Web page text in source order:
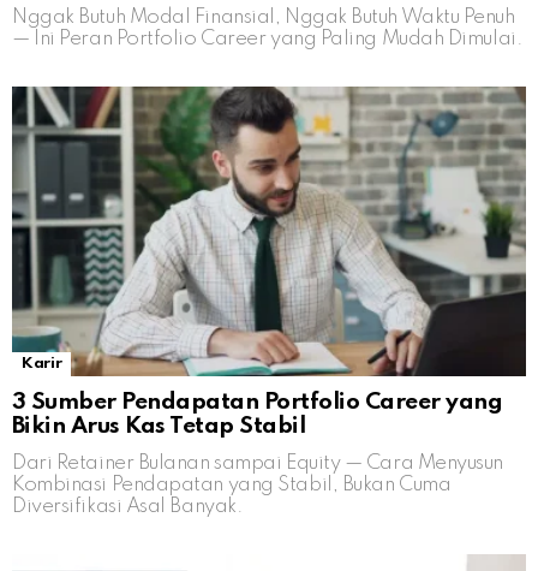
Nggak Butuh Modal Finansial, Nggak Butuh Waktu Penuh
— Ini Peran Portfolio Career yang Paling Mudah Dimulai.
Karir
3 Sumber Pendapatan Portfolio Career yang
Bikin Arus Kas Tetap Stabil
Dari Retainer Bulanan sampai Equity — Cara Menyusun
Kombinasi Pendapatan yang Stabil, Bukan Cuma
Diversifikasi Asal Banyak.